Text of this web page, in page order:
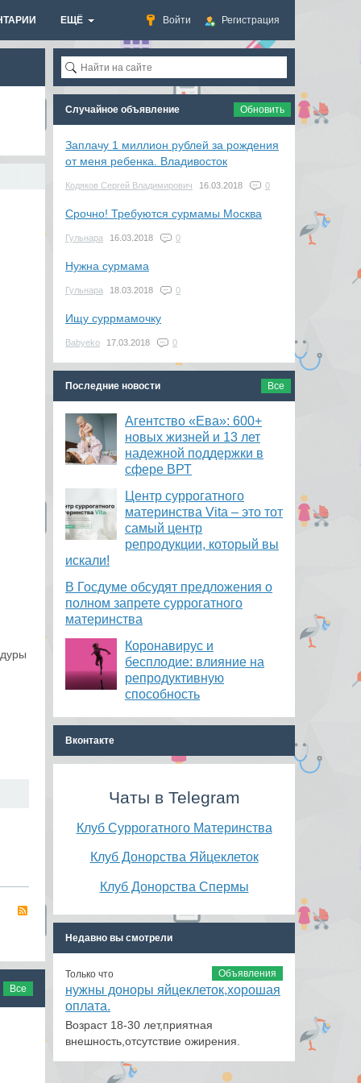
Войти Регистрация
ЕЩЁ
Все
Случайное объявление Обновить
Заплачу 1 миллион рублей за рождения
от меня ребенка. Владивосток
Кодяков Сергей Владимирович 16.03.2018 0
Срочно! Требуются сурмамы Москва
Гульнара 16.03.2018 0
Нужна сурмама
Гульнара 18.03.2018 0
Ищу суррмамочку
Babyeko 17.03.2018 0
Последние новости Все
Агентство «Ева»: 600+
новых жизней и 13 лет
надежной поддержки в
сфере ВРТ
​Центр суррогатного
материнства Vita – это тот
самый центр
репродукции, который вы
искали!
В Госдуме обсудят предложения о
полном запрете суррогатного
материнства
Коронавирус и
бесплодие: влияние на
репродуктивную
способность
Вконтакте
Чаты в Telegram
Клуб Суррогатного Материнства
Клуб Донорства Яйцеклеток
Клуб Донорства Спермы
Недавно вы смотрели
Объявления
Только что
нужны доноры яйцеклеток,хорошая
оплата.
Возраст 18-30 лет,приятная
внешность,отсутствие ожирения.